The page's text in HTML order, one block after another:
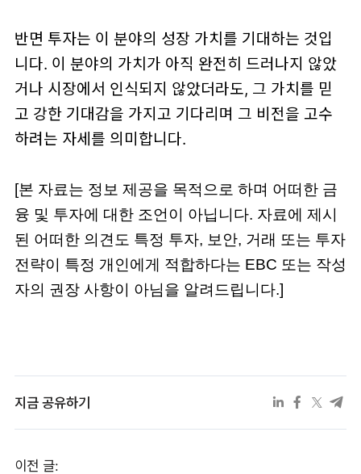
반면 투자는 이 분야의 성장 가치를 기대하는 것입
니다. 이 분야의 가치가 아직 완전히 드러나지 않았
거나 시장에서 인식되지 않았더라도, 그 가치를 믿
고 강한 기대감을 가지고 기다리며 그 비전을 고수
하려는 자세를 의미합니다.
[본 자료는 정보 제공을 목적으로 하며 어떠한 금
융 및 투자에 대한 조언이 아닙니다. 자료에 제시
된 어떠한 의견도 특정 투자, 보안, 거래 또는 투자
전략이 특정 개인에게 적합하다는 EBC 또는 작성
자의 권장 사항이 아님을 알려드립니다.]
지금 공유하기
이전 글: